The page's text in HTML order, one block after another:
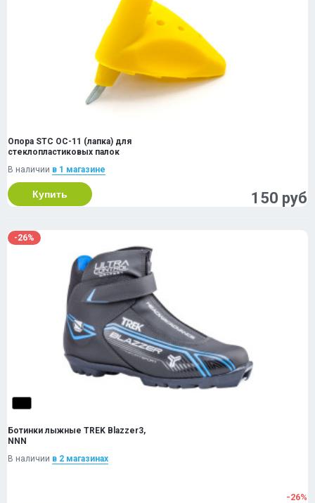
Опора STC ОС-11 (лапка) для
стеклопластиковых палок
В наличии в 1 магазинe
Купить 150 руб
-26%
Ботинки лыжные TREK Blazzer3,
NNN
В наличии в 2 магазинах
-26%